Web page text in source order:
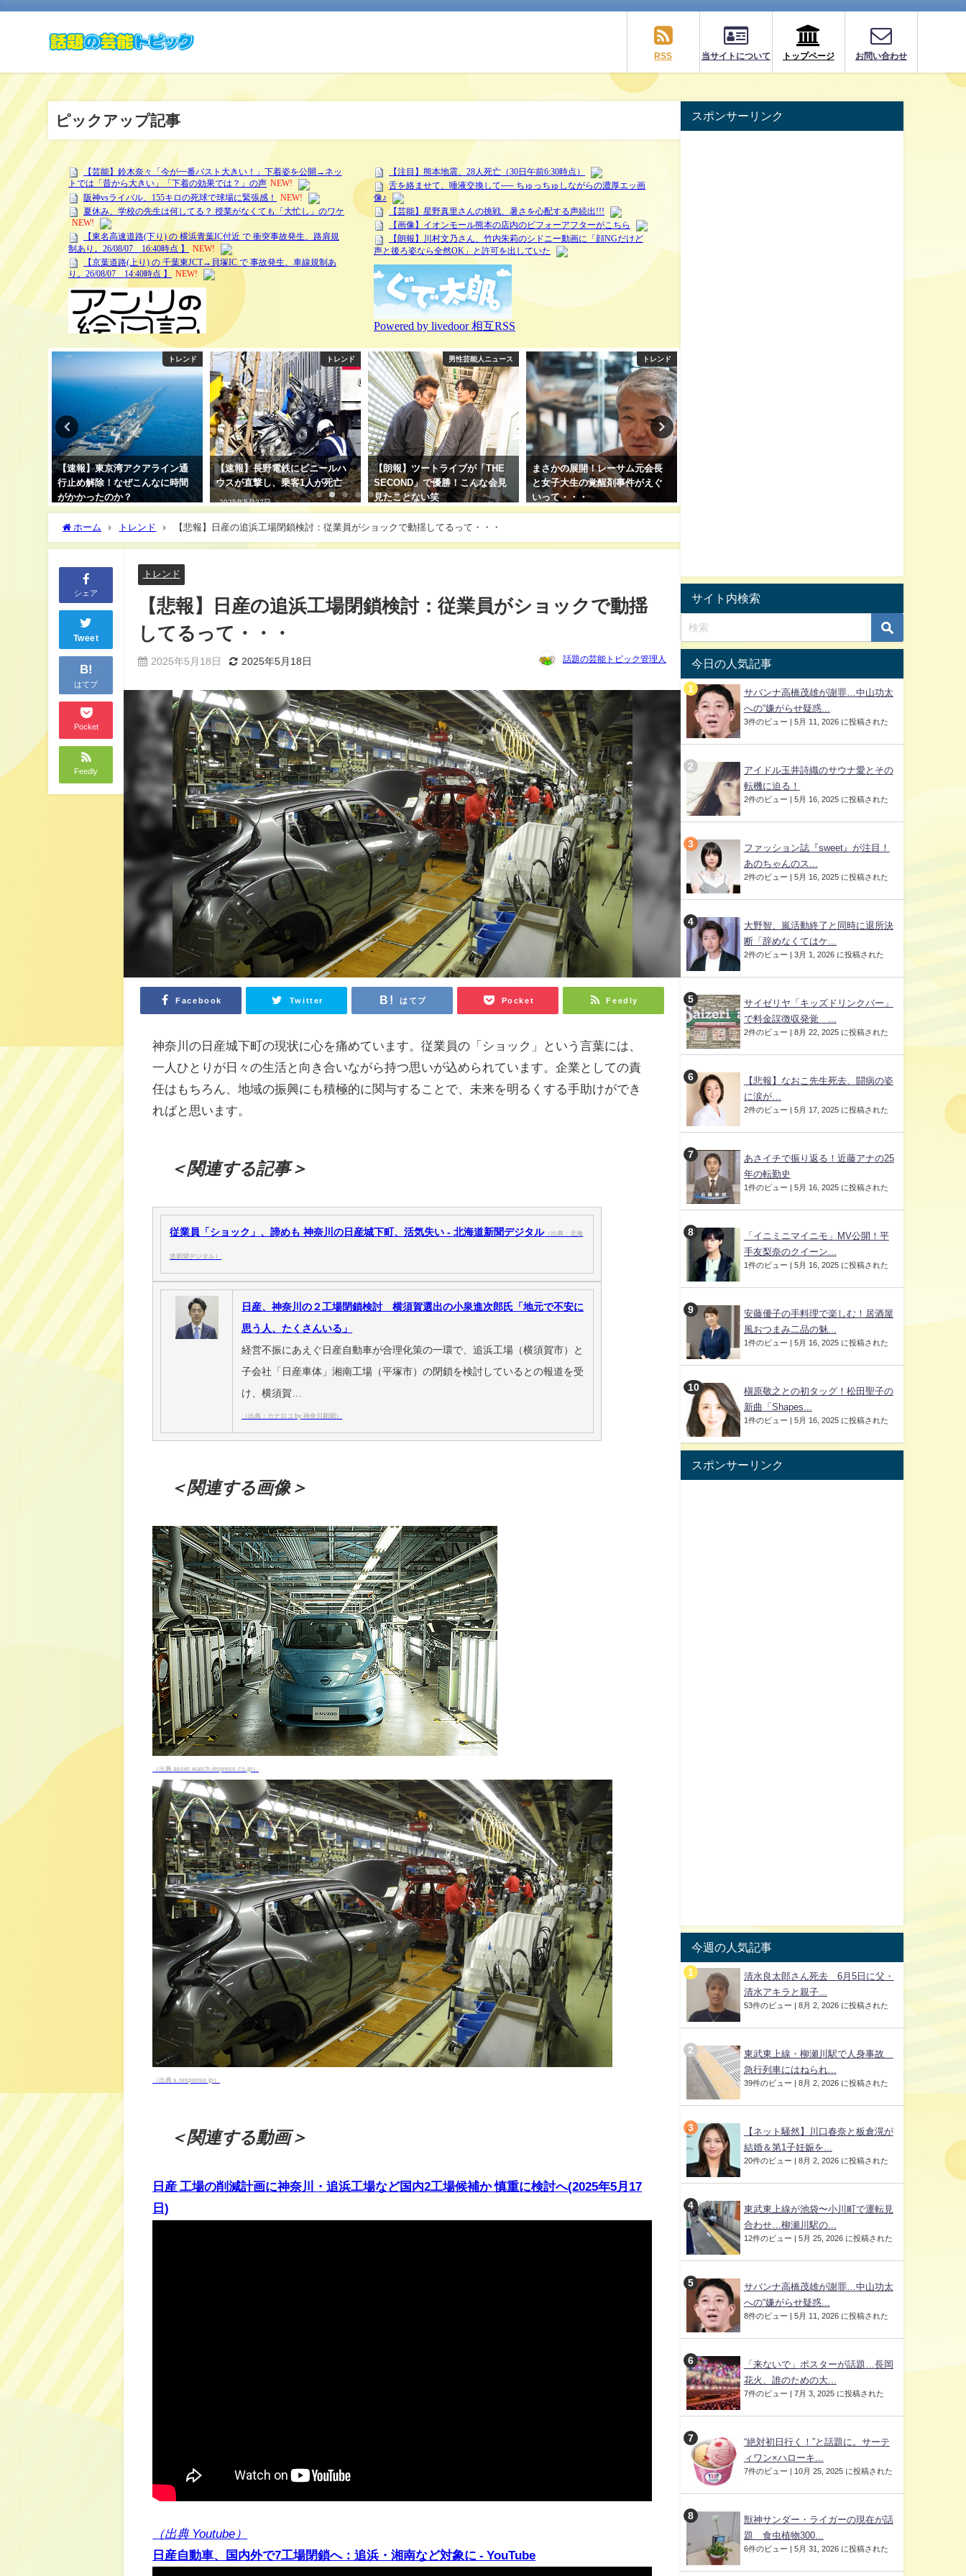
RSS 当サイトについて トップページ お問い合わせ
ピックアップ記事
トレンド
【速報】東京湾アクアライン通
行止め解除！なぜこんなに時間
がかかったのか？
トレンド
【速報】長野電鉄にビニールハ
ウスが直撃し、乗客1人が死亡
2025年5月22日
男性芸能人ニュース
【朗報】ツートライブが「THE
SECOND」で優勝！こんな会見
見たことない笑
トレンド
まさかの展開！レーサム元会長
と女子大生の覚醒剤事件がえぐ
いって・・・
ホーム トレンド 【悲報】日産の追浜工場閉鎖検討：従業員がショックで動揺してるって・・・
シェア
Tweet
B!
はてブ
Pocket
Feedly
トレンド
【悲報】日産の追浜工場閉鎖検討：従業員がショックで動揺
してるって・・・
2025年5月18日 2025年5月18日 話題の芸能トピック管理人
Facebook Twitter はてブ Pocket Feedly
神奈川の日産城下町の現状に心を痛めています。従業員の「ショック」という言葉には、
一人ひとりが日々の生活と向き合いながら持つ思いが込められています。企業としての責
任はもちろん、地域の振興にも積極的に関与することで、未来を明るくする手助けができ
ればと思います。
＜関連する記事＞
従業員「ショック」、諦めも 神奈川の日産城下町、活気失い - 北海道新聞デジタル（出典：北海
道新聞デジタル）
日産、神奈川の２工場閉鎖検討 横須賀選出の小泉進次郎氏「地元で不安に
思う人、たくさんいる」
経営不振にあえぐ日産自動車が合理化策の一環で、追浜工場（横須賀市）と
子会社「日産車体」湘南工場（平塚市）の閉鎖を検討しているとの報道を受
け、横須賀…
（出典：カナロコ by 神奈川新聞）
＜関連する画像＞
（出典 asset.watch.impress.co.jp）
（出典 s.response.jp）
＜関連する動画＞
日産 工場の削減計画に神奈川・追浜工場など国内2工場候補か 慎重に検討へ(2025年5月17
日)
（出典 Youtube）
日産自動車、国内外で7工場閉鎖へ：追浜・湘南など対象に - YouTube
スポンサーリンク
サイト内検索
今日の人気記事
サバンナ高橋茂雄が謝罪…中山功太
への“嫌がらせ疑惑...
3件のビュー | 5月 11, 2026 に投稿された
アイドル玉井詩織のサウナ愛とその
転機に迫る！
2件のビュー | 5月 16, 2025 に投稿された
ファッション誌『sweet』が注目！
あのちゃんのス...
2件のビュー | 5月 16, 2025 に投稿された
大野智、嵐活動終了と同時に退所決
断「辞めなくてはケ...
2件のビュー | 3月 1, 2026 に投稿された
サイゼリヤ「キッズドリンクバー」
で料金誤徴収発覚 ...
2件のビュー | 8月 22, 2025 に投稿された
【悲報】なおこ先生死去、闘病の姿
に涙が…
2件のビュー | 5月 17, 2025 に投稿された
あさイチで振り返る！近藤アナの25
年の転勤史
1件のビュー | 5月 16, 2025 に投稿された
「イニミニマイニモ」MV公開！平
手友梨奈のクイーン...
1件のビュー | 5月 16, 2025 に投稿された
安藤優子の手料理で楽しむ！居酒屋
風おつまみ二品の魅...
1件のビュー | 5月 16, 2025 に投稿された
槇原敬之との初タッグ！松田聖子の
新曲「Shapes...
1件のビュー | 5月 16, 2025 に投稿された
スポンサーリンク
今週の人気記事
清水良太郎さん死去 6月5日に父・
清水アキラと親子...
53件のビュー | 8月 2, 2026 に投稿された
東武東上線・柳瀬川駅で人身事故
急行列車にはねられ...
39件のビュー | 8月 2, 2026 に投稿された
【ネット騒然】川口春奈と板倉滉が
結婚＆第1子妊娠を...
20件のビュー | 8月 2, 2026 に投稿された
東武東上線が池袋〜小川町で運転見
合わせ…柳瀬川駅の...
12件のビュー | 5月 25, 2026 に投稿された
サバンナ高橋茂雄が謝罪…中山功太
への“嫌がらせ疑惑...
8件のビュー | 5月 11, 2026 に投稿された
「来ないで」ポスターが話題…長岡
花火、誰のための大...
7件のビュー | 7月 3, 2025 に投稿された
“絶対初日行く！”と話題に。サーテ
ィワン×ハローキ...
7件のビュー | 10月 25, 2025 に投稿された
獣神サンダー・ライガーの現在が話
題 食虫植物300...
6件のビュー | 5月 31, 2026 に投稿された